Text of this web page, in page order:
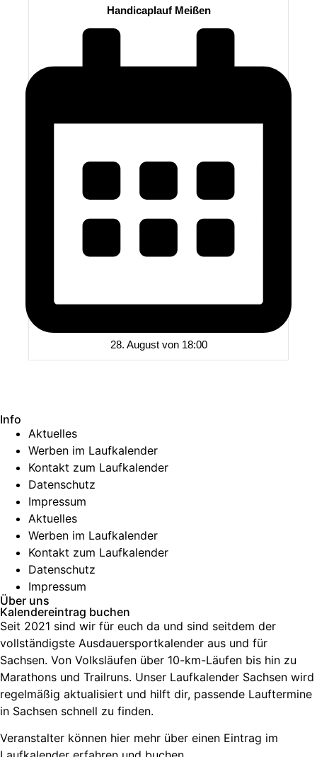
Handicaplauf Meißen
28. August von 18:00
Info
Aktuelles
Werben im Laufkalender
Kontakt zum Laufkalender
Datenschutz
Impressum
Aktuelles
Werben im Laufkalender
Kontakt zum Laufkalender
Datenschutz
Impressum
Über uns
Kalendereintrag buchen
Seit 2021 sind wir für euch da und sind seitdem der
vollständigste Ausdauersportkalender aus und für
Sachsen. Von Volksläufen über 10-km-Läufen bis hin zu
Marathons und Trailruns. Unser Laufkalender Sachsen wird
regelmäßig aktualisiert und hilft dir, passende Lauftermine
in Sachsen schnell zu finden.
Veranstalter können hier mehr über einen Eintrag im